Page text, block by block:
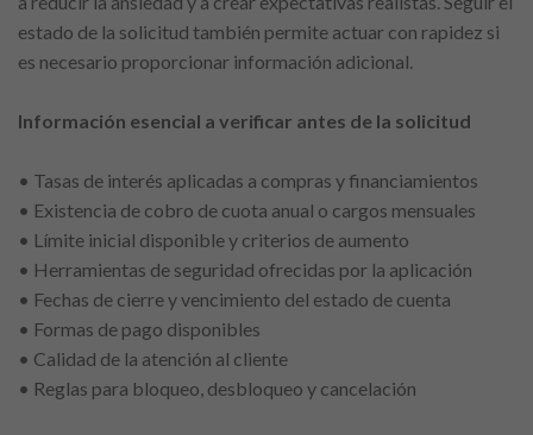
estado de la solicitud también permite actuar con rapidez si
es necesario proporcionar información adicional.
Información esencial a verificar antes de la solicitud
• Tasas de interés aplicadas a compras y financiamientos
• Existencia de cobro de cuota anual o cargos mensuales
• Límite inicial disponible y criterios de aumento
• Herramientas de seguridad ofrecidas por la aplicación
• Fechas de cierre y vencimiento del estado de cuenta
• Formas de pago disponibles
• Calidad de la atención al cliente
• Reglas para bloqueo, desbloqueo y cancelación